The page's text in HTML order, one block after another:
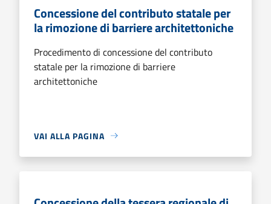
Concessione del contributo statale per
la rimozione di barriere architettoniche
Procedimento di concessione del contributo
statale per la rimozione di barriere
architettoniche
VAI ALLA PAGINA